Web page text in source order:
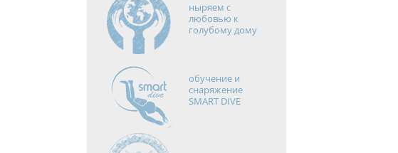
ныряем с
любовью к
голубому дому
обучение и
снаряжение
SMART DIVE